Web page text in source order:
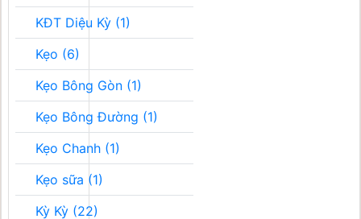
KĐT Diệu Kỳ (1)
Kẹo (6)
Kẹo Bông Gòn (1)
Kẹo Bông Đường (1)
Kẹo Chanh (1)
Kẹo sữa (1)
Kỳ Kỳ (22)